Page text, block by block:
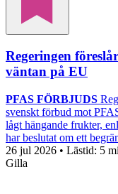
Regeringen
väntan på EU
PFAS FÖRBJUDS
svenskt förbud mot
lågt hängande frukter,
har beslutat om ett
26 jul 2026 • Lästid: 5
Gilla